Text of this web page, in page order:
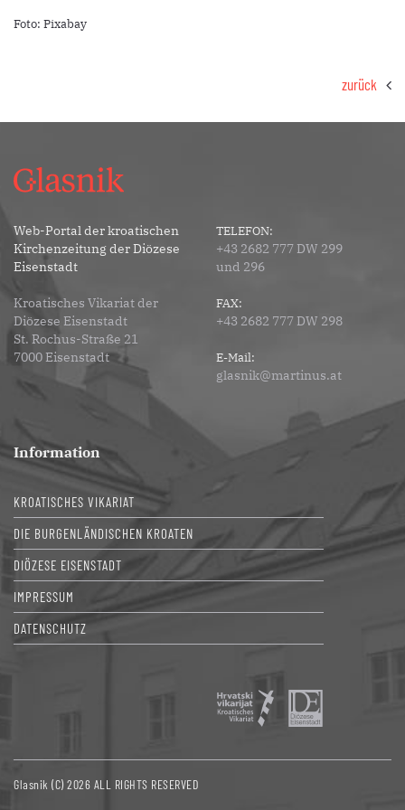
Foto: Pixabay
zurück
Web-Portal der kroatischen
Kirchenzeitung der Diözese
Eisenstadt
Kroatisches Vikariat der
Diözese Eisenstadt
St. Rochus-Straße 21
7000 Eisenstadt
TELEFON:
+43 2682 777 DW 299
und 296
FAX:
+43 2682 777 DW 298
E-Mail:
glasnik@martinus.at
Information
KROATISCHES VIKARIAT
DIE BURGENLÄNDISCHEN KROATEN
DIÖZESE EISENSTADT
IMPRESSUM
DATENSCHUTZ
Glasnik (C) 2026 ALL RIGHTS RESERVED